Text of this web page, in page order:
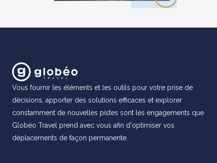
Vous fournir les éléments et les outils pour votre prise de
décisions, apporter des solutions efficaces et explorer
constamment de nouvelles pistes sont les engagements que
Globéo Travel prend avec vous afin d'optimiser vos
déplacements de façon permanente.